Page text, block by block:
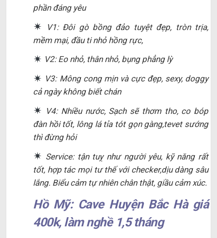
phần đáng yêu
V1: Đôi gò bồng đảo tuyệt đẹp, tròn trịa,
mềm mại, đầu ti nhỏ hồng rực,
V2: Eo nhỏ, thân nhỏ, bụng phẳng lỳ
V3: Mông cong mịn và cực đẹp, sexy, doggy
cả ngày không biết chán
V4: Nhiều nước, Sạch sẽ thơm tho, co bóp
đàn hồi tốt, lông lá tỉa tót gọn gàng,tevet sướng
thì đừng hỏi
Service: tận tuỵ như người yêu, kỹ năng rất
tốt, hợp tác mọi tư thế với checker,dịu dàng sâu
lắng. Biểu cảm tự nhiên chân thật, giầu cảm xúc.
Hồ Mỹ: Cave Huyện Bắc Hà giá
400k, làm nghề 1,5 tháng